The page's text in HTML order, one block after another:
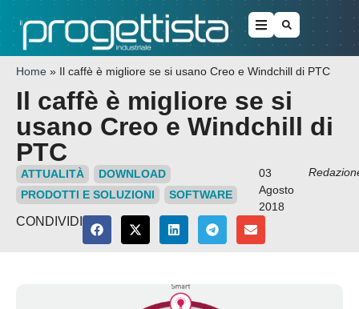
Home » Il caffè è migliore se si usano Creo e Windchill di PTC
Il caffè è migliore se si
usano Creo e Windchill di
PTC
ATTUALITÀ
DOWNLOAD
PRODOTTI E SOLUZIONI
SOFTWARE
03
Agosto
2018
CONDIVIDI